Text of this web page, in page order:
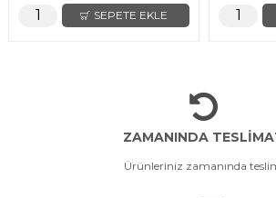
SEPETE EKLE
ZAMANINDA
Ürünleriniz zamanında